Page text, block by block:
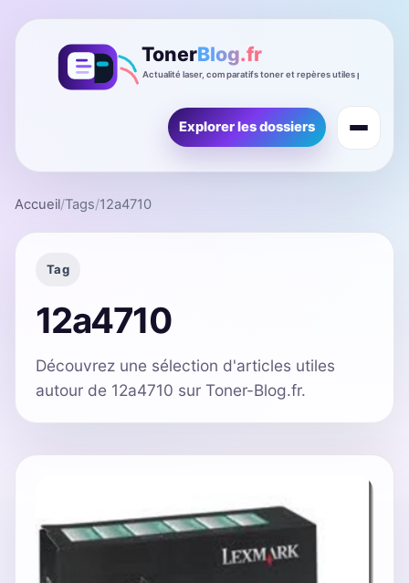
Explorer les dossiers
Accueil/Tags/12a4710
Tag
12a4710
Découvrez une sélection d'articles utiles
autour de 12a4710 sur Toner-Blog.fr.